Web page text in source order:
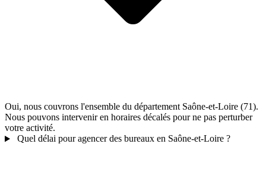
Oui, nous couvrons l'ensemble du département Saône-et-Loire (71).
Nous pouvons intervenir en horaires décalés pour ne pas perturber
votre activité.
Quel délai pour agencer des bureaux en Saône-et-Loire ?